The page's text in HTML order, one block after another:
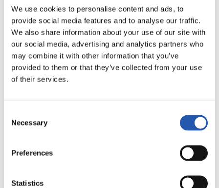
We use cookies to personalise content and ads, to
provide social media features and to analyse our traffic.
We also share information about your use of our site with
our social media, advertising and analytics partners who
may combine it with other information that you’ve
provided to them or that they’ve collected from your use
of their services.
Selection
Necessary
Preferences
Statistics
FINALIZADO
2-0
FINALIZADO